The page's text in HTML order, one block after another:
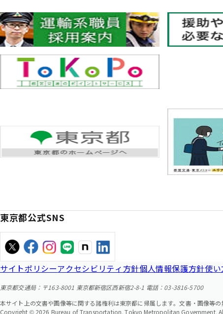
東京都公式SNS
サイトポリシーアクセシビリティ方針個人情報保護方針使
東京都交通局：〒163-8001 東京都新宿区西新宿2-8-1 電話：03-3816-5700
本サイト上の文書や画像等に関する諸権利は東京都に帰属します。文書・画像等の
Copyright © 2026 Bureau of Transportation. Tokyo Metropolitan Government.